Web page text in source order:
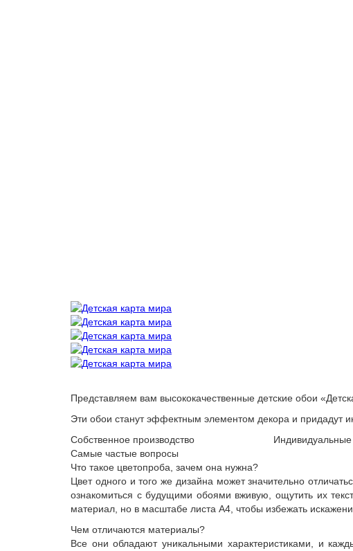
Представляем вам высококачественные детские обои
Эти обои станут эффектным элементом декора и придадут
Собственное производство
Самые частые вопросы
Что такое цветопроба, зачем она нужна?
Цвет одного и того же дизайна может значительно
ознакомиться с будущими обоями вживую, ощутить их
материал, но в масштабе листа А4, чтобы избежать
Чем отличаются материалы?
Все они обладают уникальными характеристиками, и